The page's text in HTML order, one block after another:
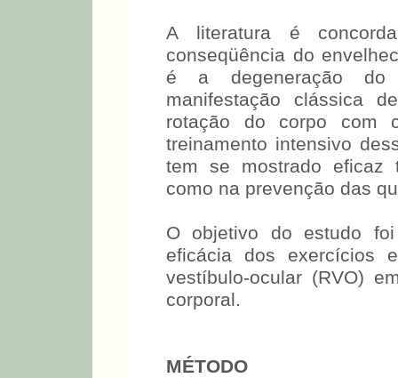
A literatura é
conseqüência do
é a degeneração do
manifestação clássica
rotação do corpo com
treinamento intensivo
tem se mostrado eficaz
como na prevenção das
O objetivo do estudo
eficácia dos exercícios
vestíbulo-ocular (RVO)
corporal.
MÉTODO